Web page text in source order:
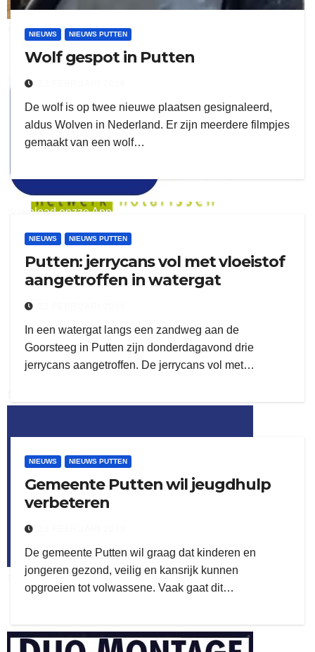
ruitengaparket
download onzze App
ook adverteren
NIEUWS NIEUWS PUTTEN
Wolf gespot in Putten
De wolf is op twee nieuwe plaatsen gesignaleerd,
aldus Wolven in Nederland. Er zijn meerdere filmpjes
gemaakt van een wolf…
NIEUWS NIEUWS PUTTEN
Putten: jerrycans vol met vloeistof
aangetroffen in watergat
In een watergat langs een zandweg aan de
Goorsteeg in Putten zijn donderdagavond drie
jerrycans aangetroffen. De jerrycans vol met…
NIEUWS NIEUWS PUTTEN
Gemeente Putten wil jeugdhulp
verbeteren
De gemeente Putten wil graag dat kinderen en
jongeren gezond, veilig en kansrijk kunnen
opgroeien tot volwassene. Vaak gaat dit…